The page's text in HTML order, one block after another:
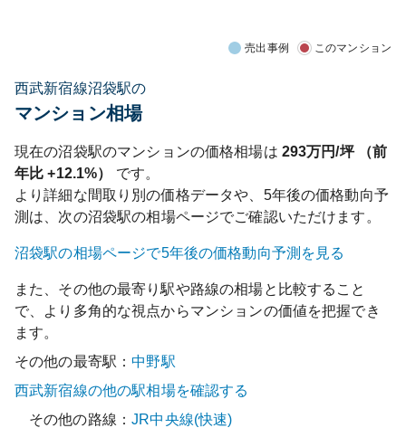
売出事例 このマンション
西武新宿線沼袋駅の
マンション相場
現在の沼袋駅のマンションの価格相場は 293万円/坪 （前
年比+12.1%）
です。
より詳細な間取り別の価格データや、5年後の価格動向予
測は、次の沼袋駅の相場ページでご確認いただけます。
沼袋駅の相場ページで5年後の価格動向予測を見る
また、その他の最寄り駅や路線の相場と比較すること
で、より多角的な視点からマンションの価値を把握でき
ます。
その他の最寄駅：中野駅
西武新宿線の他の駅相場を確認する
その他の路線：JR中央線(快速)